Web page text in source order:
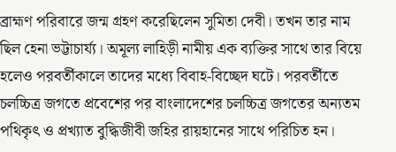
ব্রাহ্মণ পরিবারে জন্ম গ্রহণ করেছিলেন সুমিতা দেবী। তখন তার নাম
ছিল হেনা ভট্টাচার্য্য। অমূল্য লাহিড়ী নামীয় এক ব্যক্তির সাথে তার বিয়ে
হলেও পরবর্তীকালে তাদের মধ্যে বিবাহ-বিচ্ছেদ ঘটে। পরবর্তীতে
চলচ্চিত্র জগতে প্রবেশের পর বাংলাদেশের চলচ্চিত্র জগতের অন্যতম
পথিকৃৎ ও প্রখ্যাত বুদ্ধিজীবী জহির রায়হানের সাথে পরিচিত হন।